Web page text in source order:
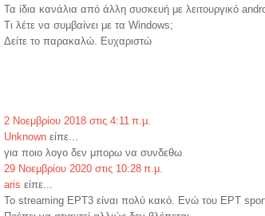
Τα ίδια κανάλια από άλλη συσκευή με λειτουργικό
Τι λέτε να συμβαίνει με τα Windows;
Δείτε το παρακαλώ. Ευχαριστώ
2 Νοεμβρίου 2018 στις 4:11 π.μ.
Unknown είπε...
για ποιο λογο δεν μπορω να συνδεθω
29 Νοεμβρίου 2020 στις 10:28 π.μ.
aris είπε...
Το streaming ΕΡΤ3 είναι πολύ κακό. Ενώ του ΕΡΤ sport